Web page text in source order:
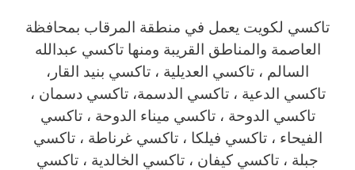
تاكسي لكويت يعمل في منطقة المرقاب بمحافظة
العاصمة والمناطق القريبة ‎ومنها تاكسي عبدالله
السالم ، تاكسي العديلية ، تاكسي بنيد القار،
تاكسي الدعية ، تاكسي الدسمة، تاكسي دسمان ،
تاكسي الدوحة ، تاكسي ميناء الدوحة ، تاكسي
الفيحاء ، تاكسي فيلكا ، تاكسي غرناطة ، تاكسي
جبلة ، تاكسي كيفان ، تاكسي الخالدية ، تاكسي